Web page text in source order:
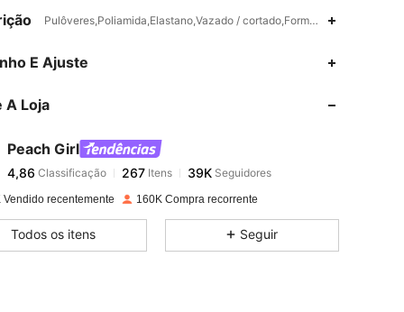
Pulôveres,Poliamida,Elastano,Vazado / cortado,Formato leque,Laço
E Ajuste
A Loja
Peach Girl
4,86
4,86 Classificação 267Itens
G***apago 1 dia atrás
Vendido recentemente 160K Compra recorrente
Todos os itens Seguir